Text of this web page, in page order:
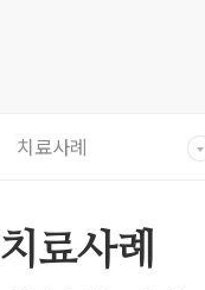
치료사례
치료사례